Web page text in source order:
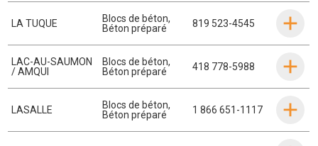
LA TUQUE Blocs de béton,
Béton préparé
819 523-4545
LAC-AU-SAUMON
/ AMQUI
Blocs de béton,
Béton préparé
418 778-5988
LASALLE Blocs de béton,
Béton préparé
1 866 651-1117